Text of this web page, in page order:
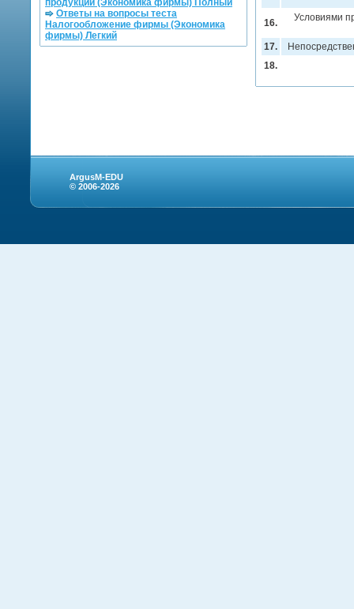
16. Условиями
17.
18.
продукции (Экономика фирмы) Полный
Ответы на вопросы теста
Налогообложение фирмы (Экономика
фирмы) Легкий
ArgusM-EDU
© 2006-2026